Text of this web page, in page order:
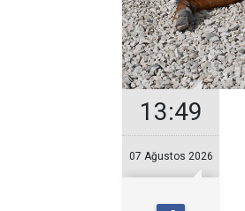
13:49
07 Ağustos 2026